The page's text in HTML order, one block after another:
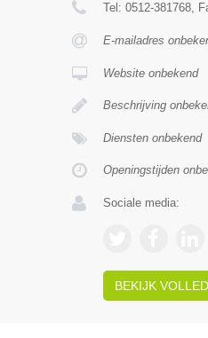
Tel: 0512-381768,
E-mailadres
Website onbekend
Beschrijving
Diensten onbekend
Openingstijden
Sociale media:
BEKIJK